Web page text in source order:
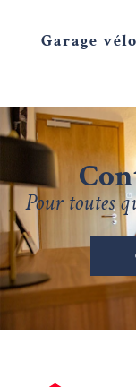
Garage
Pour toutes